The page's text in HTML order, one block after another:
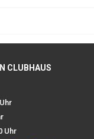
CLUBHAUS
Uhr